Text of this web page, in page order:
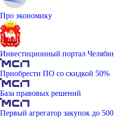
Про экономику
Инвестиционный портал
Приобрести ПО со скидкой 50%
База правовых решений
Первый агрегатор закупок до